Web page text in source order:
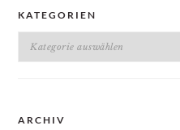
KATEGORIEN
Kategorien
ARCHIV